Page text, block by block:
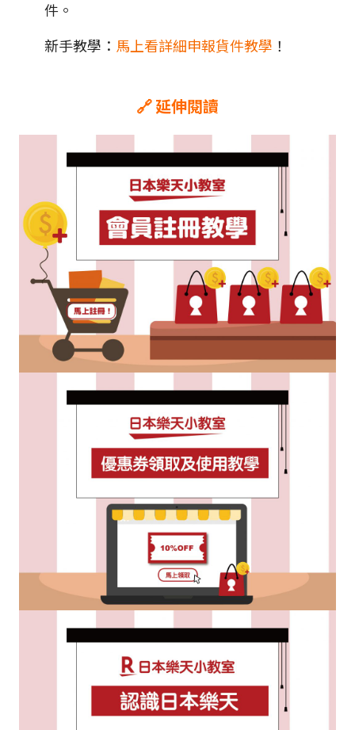
件。
新手教學： 馬上看詳細申報貨件教學 ！
🔗 延伸閱讀